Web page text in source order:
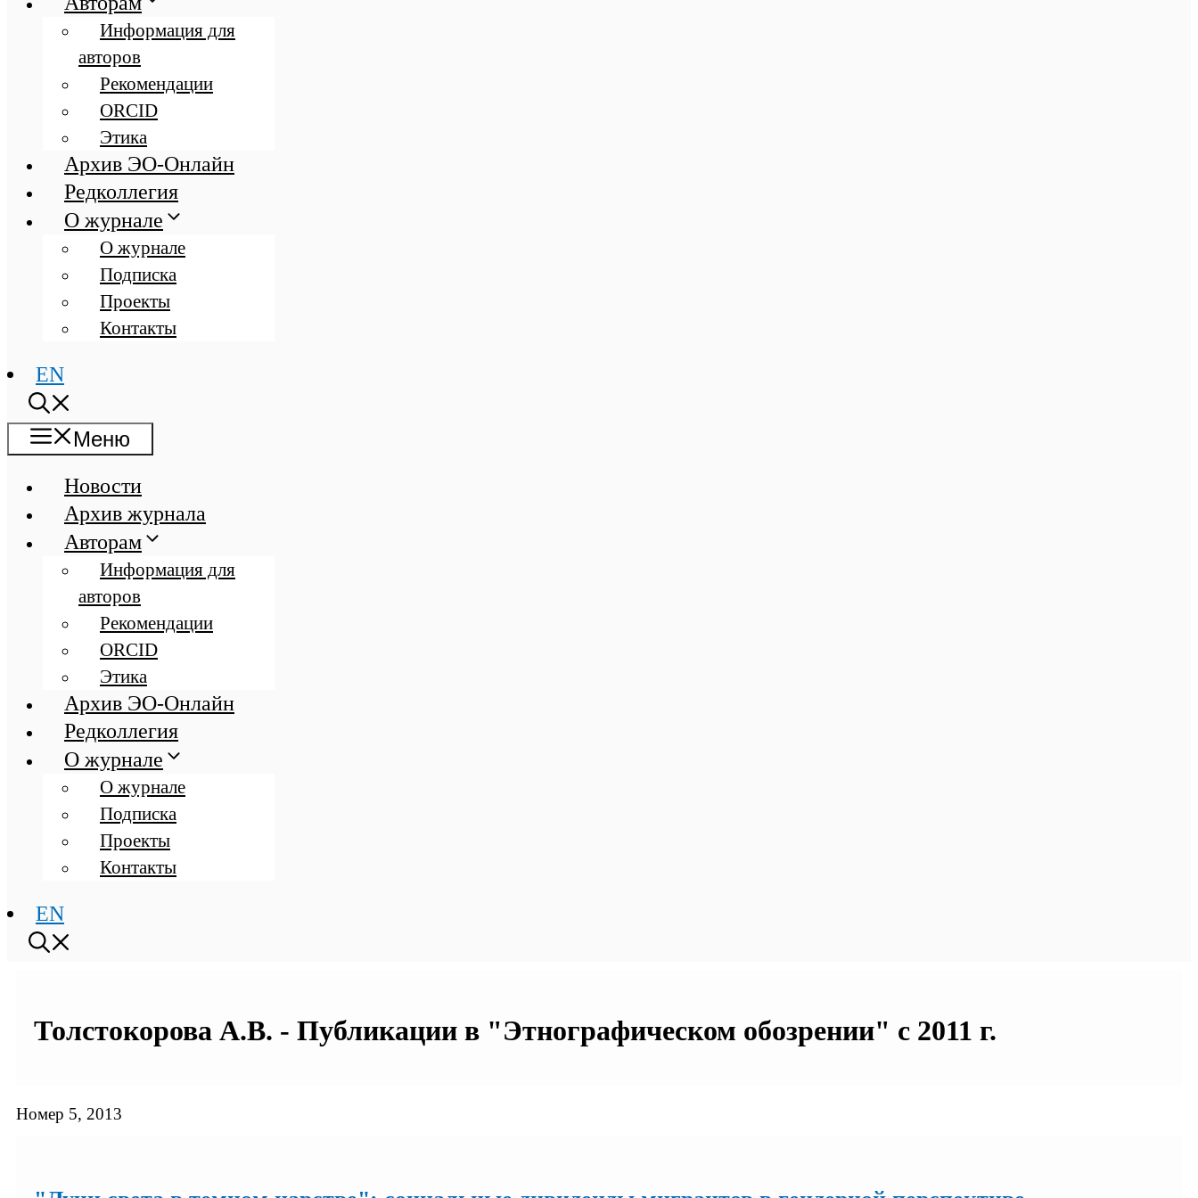
Информация для
авторов
Рекомендации
ORCID
Этика
Архив ЭО-Онлайн
Редколлегия
О журнале
О журнале
Подписка
Проекты
Контакты
EN
Меню
Новости
Архив журнала
Авторам
Информация для
авторов
Рекомендации
ORCID
Этика
Архив ЭО-Онлайн
Редколлегия
О журнале
О журнале
Подписка
Проекты
Контакты
EN
Толстокорова А.В. - Публикации в "Этнографическом обозрении" с 2011 г.
Номер 5, 2013